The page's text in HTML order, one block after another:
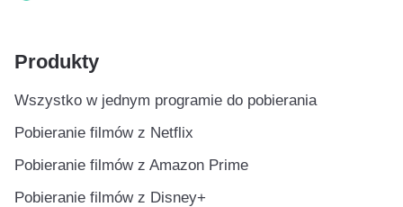
Produkty
Wszystko w jednym programie do pobierania
Pobieranie filmów z Netflix
Pobieranie filmów z Amazon Prime
Pobieranie filmów z Disney+